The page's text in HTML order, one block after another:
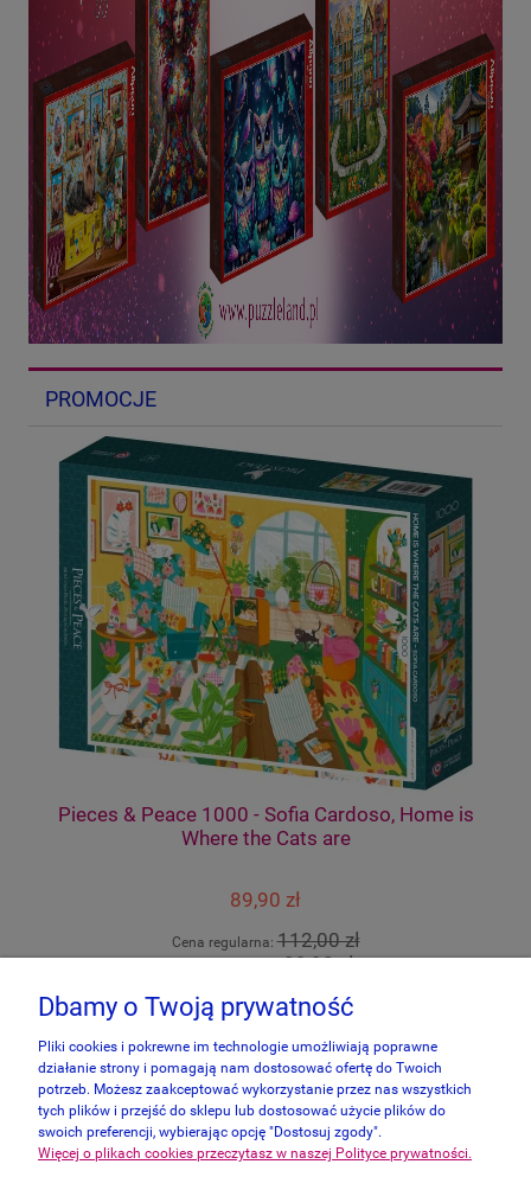
PROMOCJE
Pieces & Peace 1000 - Sofia Cardoso, Home is
Where the Cats are
89,90 zł
Cena regularna:112,00 zł
89,90 zł
do koszyka
Informacje
Dbamy o Twoją prywatność
Pliki cookies i pokrewne im technologie umożliwiają poprawne
działanie strony i pomagają nam dostosować ofertę do Twoich
potrzeb. Możesz zaakceptować wykorzystanie przez nas wszystkich
tych plików i przejść do sklepu lub dostosować użycie plików do
swoich preferencji, wybierając opcję "Dostosuj zgody".
Więcej o plikach cookies przeczytasz w naszej Polityce prywatności.